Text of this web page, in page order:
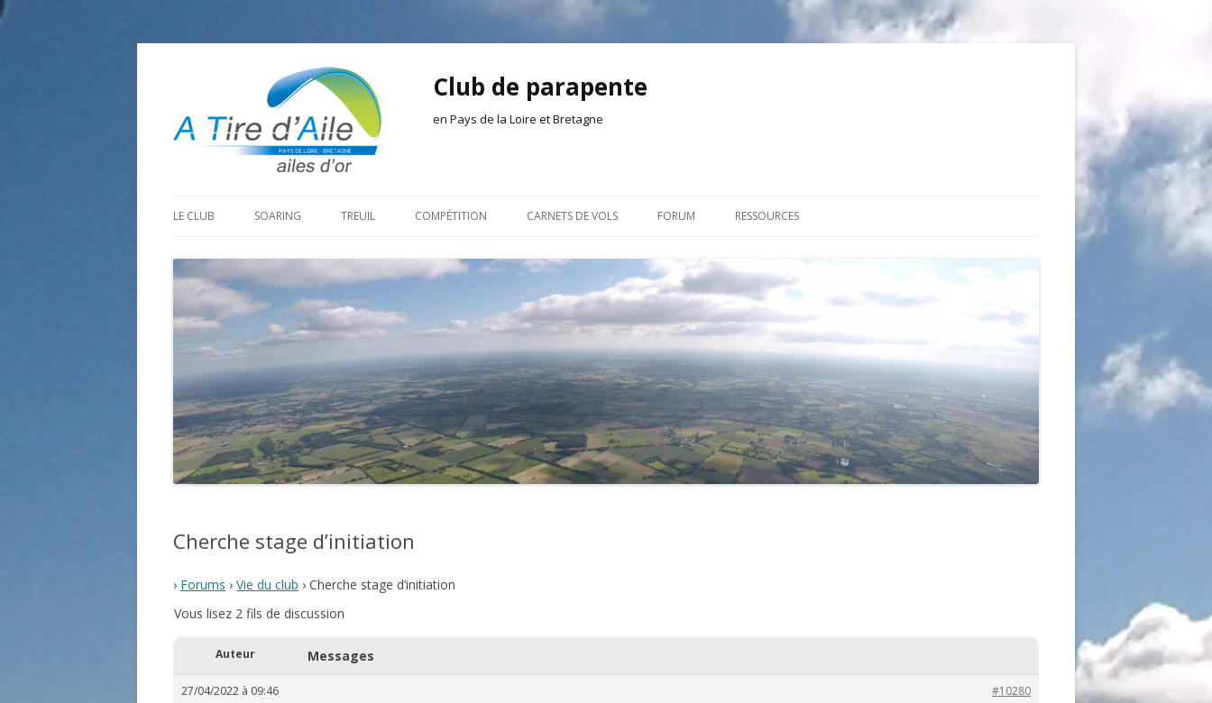
Club de parapente
en Pays de la Loire et Bretagne
au
LE CLUB
ADHÉRER
CONTACT
SOARING
GOHAUD
LE PREDAIRE
LA BOUTINARDIÈRE
AUTRES SITES DE VOL
TREUIL
LE MATÉRIEL
COMPÉTITION CARNETS DE VOLS
2025
2023
2022
2021
2020
FORUM
VIE DU CLUB
VOLS ET TREUIL
AILLEURS SUR LE WEB
RESSOURCES
OUTILS
VIDÉOS
Cherche stage d’initiation
› Forums › Vie du club › Cherche stage d’initiation
Vous lisez 2 fils de discussion
Auteur Messages
27/04/2022 à 09:46 #10280